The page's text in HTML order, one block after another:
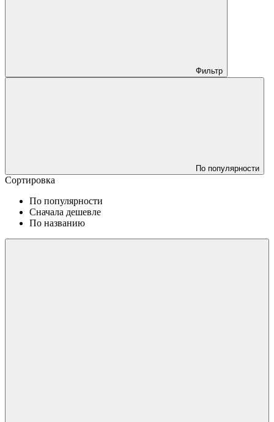
Фильтр
По популярности
Сортировка
По популярности
Сначала дешевле
По названию